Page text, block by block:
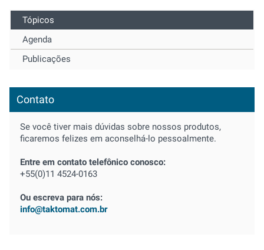
Tópicos
Agenda
Publicações
Contato
Se você tiver mais dúvidas sobre nossos produtos,
ficaremos felizes em aconselhá-lo pessoalmente.
Entre em contato telefônico conosco:
+55(0)11 4524-0163
Ou escreva para nós:
info@taktomat.com.br